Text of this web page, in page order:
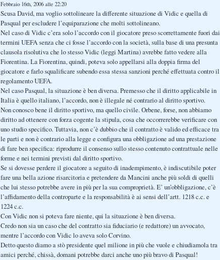
Febbraio 16th, 2006 alle 22:20
Scusa David, ma voglio sottolineare la differente situazione di Vidic e quella di
Pasqual per escludere l’equiparazione che molti sottolineano.
Nel caso di Vidic c’era solo l’accordo con il giocatore preso scorrettamente fuori dai
termini UEFA senza che ci fosse l’accordo con la società, sulla base di una presunta
clausola risolutiva che lo stesso Vidic (leggi Martina) avrebbe fatto vedere alla
Fiorentina. La Fiorentina, quindi, poteva solo appellarsi alla doppia firma del
giocatore e farlo squalificare subendo essa stessa sanzioni perché effettuata contro il
regolamento UEFA.
Nel caso Pasqual, la situazione è ben diversa. Premesso che il diritto applicabile in
Italia è quello italiano, l’accordo, non è illegale né contrario al diritto sportivo.
Non conosco bene il diritto sportivo, ma quello civile. Orbene, forse, non abbiamo
diritto ad ottenere con forza cogente la stipula, cosa che occorrerebbe verificare con
uno studio specifico. Tuttavia, non c’è dubbio che il contratto è valido ed efficace tra
le parti e non è contrario alla legge e configura una obbligazione ad una prestazione
di fare ben specifica: riprodurre il consenso sullo stesso contenuto contrattuale nelle
forme e nei termini previsti dal diritto sportivo.
Se si dovesse perdere il giocatore a seguito di inadempimento, è indiscutibile poter
fare una bella azione risarcitoria e pretendere da Mancini anche più soldi di quelli
che lui stesso potrebbe avere in più per la sua comproprietà. E’ un’obbligazione, c’è
l’affidamento della controparte e la responsabilità è ai sensi dell’artt. 1218 c.c. e
1224 c.c.
Con Vidic non si poteva fare niente, qui la situazione è ben diversa.
Credo non sia un caso che del contratto sia fiduciario (e redattore) un avvocato,
mentre l’accordo con Vidic lo aveva solo Corvino.
Detto questo diamo a stò presidente quel milione in più che vuole e chiudiamola tra
amici perché, chissà, domani potrebbe darci anche uno più bravo di Pasqual!